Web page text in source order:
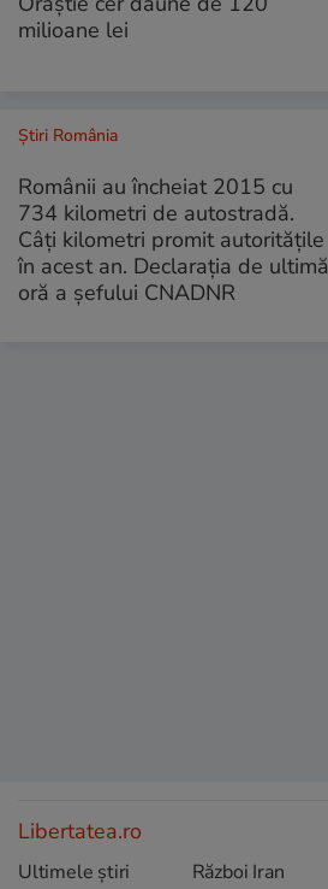
milioane lei
Știri România
Românii au încheiat 2015 cu
734 kilometri de autostradă.
Câți kilometri promit autoritățile
în acest an. Declarația de ultimă
oră a șefului CNADNR
Libertatea.ro
Ultimele știri
Război Iran